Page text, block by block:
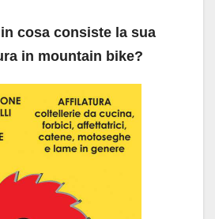
cosa consiste la sua
in mountain bike?